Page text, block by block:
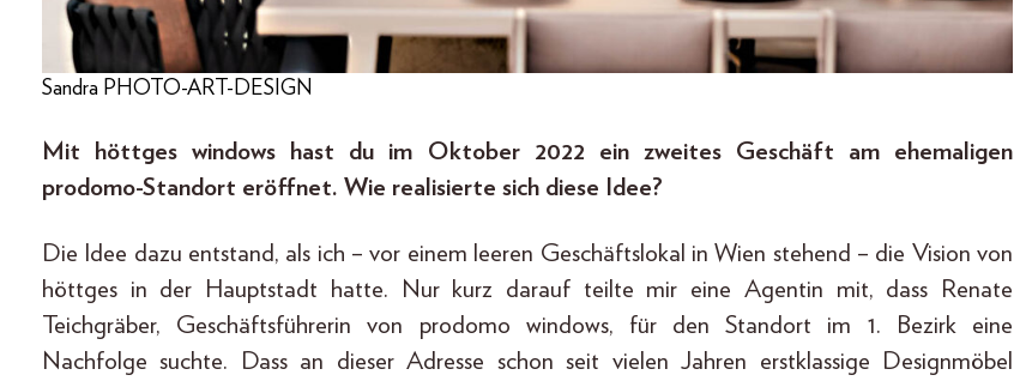
Sandra PHOTO-ART-DESIGN
Mit höttges windows hast du im Oktober 2022 ein zweites Geschäft am ehemaligen
prodomo-Standort eröffnet. Wie realisierte sich diese Idee?
Die Idee dazu entstand, als ich – vor einem leeren Geschäftslokal in Wien stehend – die Vision von
höttges in der Hauptstadt hatte. Nur kurz darauf teilte mir eine Agentin mit, dass Renate
Teichgräber, Geschäftsführerin von prodomo windows, für den Standort im 1. Bezirk eine
Nachfolge suchte. Dass an dieser Adresse schon seit vielen Jahren erstklassige Designmöbel